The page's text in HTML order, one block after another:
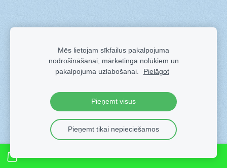
Mēs lietojam sīkfailus pakalpojuma
nodrošināšanai, mārketinga nolūkiem un
pakalpojuma uzlabošanai.
Pielāgot
Pieņemt visus
Pieņemt tikai nepieciešamos